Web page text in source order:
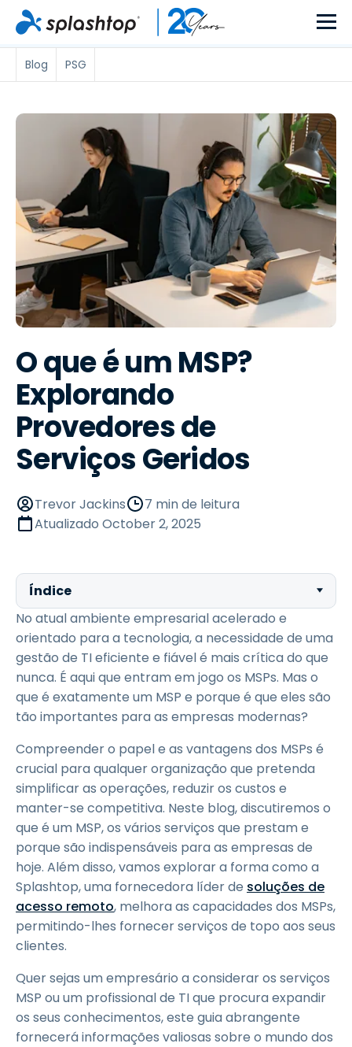
Blog PSG
O que é um MSP?
Explorando
Provedores de
Serviços Geridos
Trevor Jackins
7 min de leitura
Atualizado October 2, 2025
Índice
No atual ambiente empresarial acelerado e
orientado para a tecnologia, a necessidade de uma
gestão de TI eficiente e fiável é mais crítica do que
nunca. É aqui que entram em jogo os MSPs. Mas o
que é exatamente um MSP e porque é que eles são
tão importantes para as empresas modernas?
Compreender o papel e as vantagens dos MSPs é
crucial para qualquer organização que pretenda
simplificar as operações, reduzir os custos e
manter-se competitiva. Neste blog, discutiremos o
que é um MSP, os vários serviços que prestam e
porque são indispensáveis para as empresas de
hoje. Além disso, vamos explorar a forma como a
Splashtop, uma fornecedora líder de soluções de
acesso remoto, melhora as capacidades dos MSPs,
permitindo-lhes fornecer serviços de topo aos seus
clientes.
Quer sejas um empresário a considerar os serviços
MSP ou um profissional de TI que procura expandir
os seus conhecimentos, este guia abrangente
fornecerá informações valiosas sobre o mundo dos